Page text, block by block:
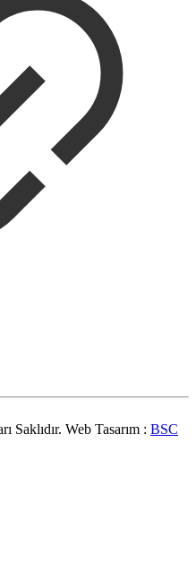
Saklıdır. Web Tasarım : BSC